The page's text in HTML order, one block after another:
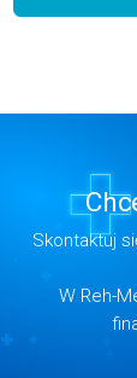
Skontaktuj
W Reh-